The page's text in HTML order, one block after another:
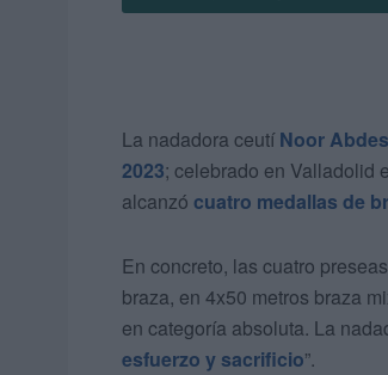
La nadadora ceutí Noor
2023; celebrado en Valladolid
alcanzó cuatro medallas de
En concreto, las cuatro
braza, en 4x50 metros braza
en categoría absoluta. La
esfuerzo y sacrificio”.